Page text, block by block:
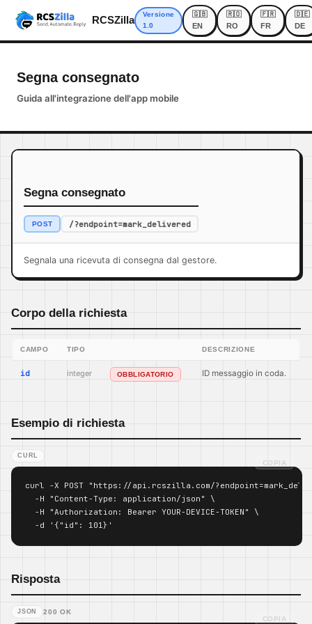
RCSZilla
Versione
1.0
🇬🇧
EN
🇷🇴
RO
🇫🇷
FR
🇩🇪
DE
Segna consegnato
Guida all'integrazione dell'app mobile
Segna consegnato
POST /?endpoint=mark_delivered
Segnala una ricevuta di consegna dal gestore.
Corpo della richiesta
CAMPO TIPO DESCRIZIONE
id integer OBBLIGATORIO ID messaggio in coda.
Esempio di richiesta
CURL
curl -X POST "https://api.rcszilla.com/
  -H "Content-Type: application/json" \
  -H "Authorization: Bearer YOUR-DEVICE-TOKEN" \
  -d '{"id": 101}'
COPIA
Risposta
JSON
200 OK
COPIA